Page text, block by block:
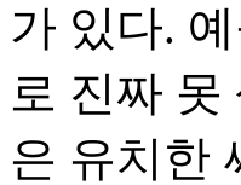
가 있다.
로 진짜
은 유치한